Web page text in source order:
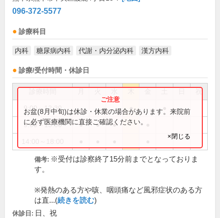
096-372-5577
診療科目
内科 糖尿病内科 代謝・内分泌内科 漢方内科
診療/受付時間・休診日
祝
9:00～12:30 ●
9:00～13:00 ● ● ●
お盆(8月中旬)は休診・休業の場合があります。来院前
に必ず医療機関に直接ご確認ください。
×閉じる
備考: ※受付は診察終了15分前までとなっておりま
す。
※発熱のある方や咳、咽頭痛など風邪症状のある方
は直...(続きを読む)
休診日: 日、祝